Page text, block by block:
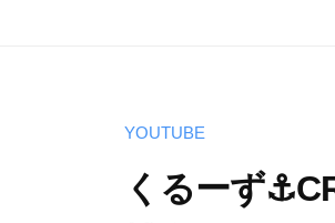
YOUTUBE
くるーず